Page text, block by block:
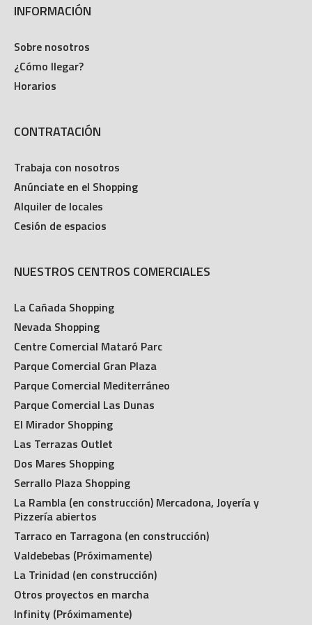
INFORMACIÓN
Sobre nosotros
¿Cómo llegar?
Horarios
CONTRATACIÓN
Trabaja con nosotros
Anúnciate en el Shopping
Alquiler de locales
Cesión de espacios
NUESTROS CENTROS COMERCIALES
La Cañada Shopping
Nevada Shopping
Centre Comercial Mataró Parc
Parque Comercial Gran Plaza
Parque Comercial Mediterráneo
Parque Comercial Las Dunas
El Mirador Shopping
Las Terrazas Outlet
Dos Mares Shopping
Serrallo Plaza Shopping
La Rambla (en construcción) Mercadona, Joyería y
Pizzería abiertos
Tarraco en Tarragona (en construcción)
Valdebebas (Próximamente)
La Trinidad (en construcción)
Otros proyectos en marcha
Infinity (Próximamente)